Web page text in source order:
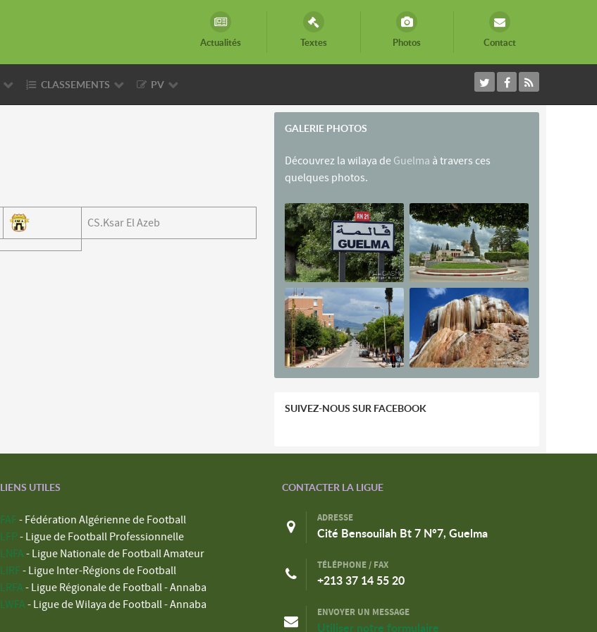
Actualités Textes Photos Contact
CLASSEMENTS PV
CS.Ksar El Azeb
GALERIE PHOTOS
Découvrez la wilaya de Guelma à travers ces
quelques photos.
SUIVEZ-NOUS SUR FACEBOOK
LIENS UTILES
FAF - Fédération Algérienne de Football
LFP - Ligue de Football Professionnelle
LNFA - Ligue Nationale de Football Amateur
LIRF - Ligue Inter-Régions de Football
LRFA - Ligue Régionale de Football - Annaba
LWFA - Ligue de Wilaya de Football - Annaba
CONTACTER LA LIGUE
ADRESSE
Cité Bensouilah Bt 7 N°7, Guelma
TÉLÉPHONE / FAX
+213 37 14 55 20
ENVOYER UN MESSAGE
Utiliser notre formulaire